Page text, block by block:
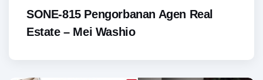
SONE-815 Pengorbanan Agen Real
Estate – Mei Washio